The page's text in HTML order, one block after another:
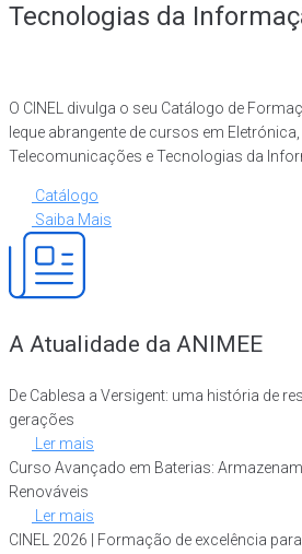
Tecnologias da
O CINEL divulga o seu Catálogo de
leque abrangente de cursos em Eletrónica,
Telecomunicações e Tecnologias da
Catálogo
Saiba Mais
A Atualidade da ANIMEE
De Cablesa a Versigent: uma história de
gerações
Ler mais
Curso Avançado em Baterias:
Renováveis
Ler mais
CINEL 2026 | Formação de excelência